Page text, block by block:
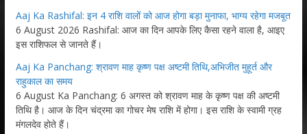
Aaj Ka Rashifal: इन 4 राशि वालों को आज होगा बड़ा मुनाफा, भाग्य रहेगा मजबूत
6 August 2026 Rashifal: आज का दिन आपके लिए कैसा रहने वाला है, आइए
इस राशिफल से जानते हैं।
Aaj Ka Panchang: श्रावण माह कृष्ण पक्ष अष्टमी तिथि,अभिजीत मुहूर्त और
राहुकाल का समय
6 August Ka Panchang: 6 अगस्त को श्रावण माह के कृष्ण पक्ष की अष्टमी
तिथि है। आज के दिन चंद्रमा का गोचर मेष राशि में होगा। इस राशि के स्वामी ग्रह
मंगलदेव होते हैं।